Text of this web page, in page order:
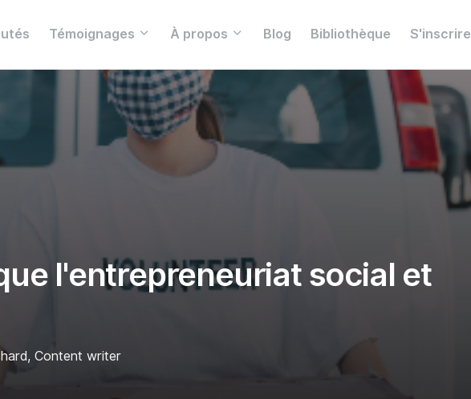
Témoignages À propos Blog Bibliothèque S'inscrire
l'entrepreneuriat social et
Content writer